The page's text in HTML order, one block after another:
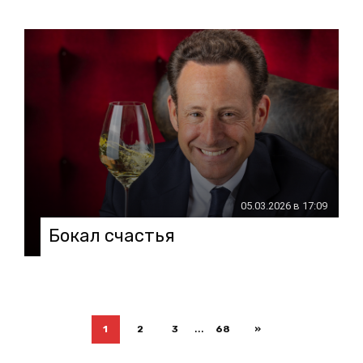
05.03.2026 в 17:09
Бокал счастья
1 2 3 ... 68 »